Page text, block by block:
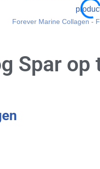
Forever Marine Collagen -
Spar op